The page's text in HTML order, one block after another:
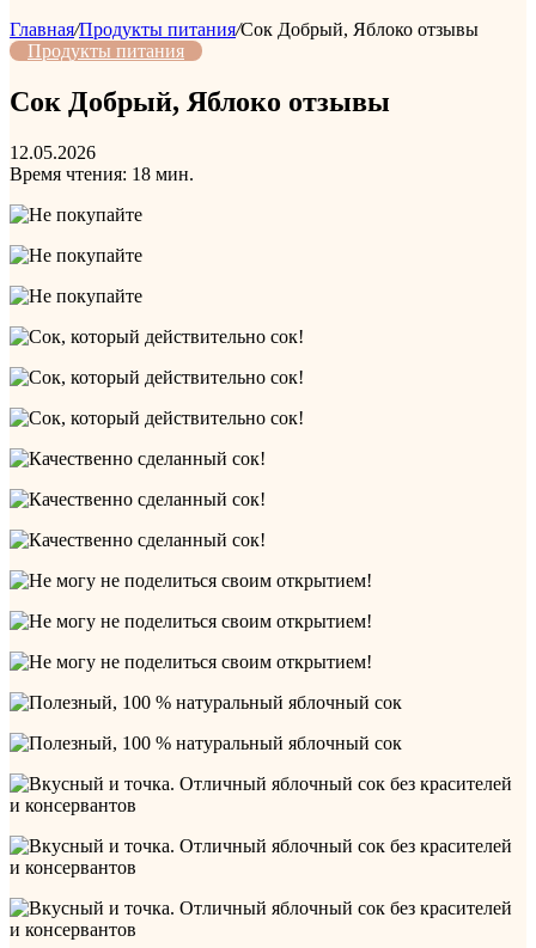
Главная/Продукты питания/Сок Добрый, Яблоко отзывы
Продукты питания
Сок Добрый, Яблоко отзывы
12.05.2026
Время чтения: 18 мин.